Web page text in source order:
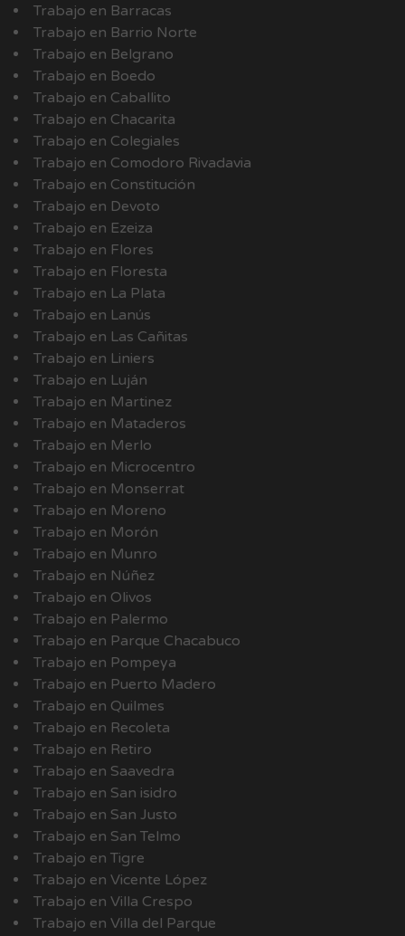
Trabajo en Barracas
Trabajo en Barrio Norte
Trabajo en Belgrano
Trabajo en Boedo
Trabajo en Caballito
Trabajo en Chacarita
Trabajo en Colegiales
Trabajo en Comodoro Rivadavia
Trabajo en Constitución
Trabajo en Devoto
Trabajo en Ezeiza
Trabajo en Flores
Trabajo en Floresta
Trabajo en La Plata
Trabajo en Lanús
Trabajo en Las Cañitas
Trabajo en Liniers
Trabajo en Luján
Trabajo en Martinez
Trabajo en Mataderos
Trabajo en Merlo
Trabajo en Microcentro
Trabajo en Monserrat
Trabajo en Moreno
Trabajo en Morón
Trabajo en Munro
Trabajo en Núñez
Trabajo en Olivos
Trabajo en Palermo
Trabajo en Parque Chacabuco
Trabajo en Pompeya
Trabajo en Puerto Madero
Trabajo en Quilmes
Trabajo en Recoleta
Trabajo en Retiro
Trabajo en Saavedra
Trabajo en San isidro
Trabajo en San Justo
Trabajo en San Telmo
Trabajo en Tigre
Trabajo en Vicente López
Trabajo en Villa Crespo
Trabajo en Villa del Parque